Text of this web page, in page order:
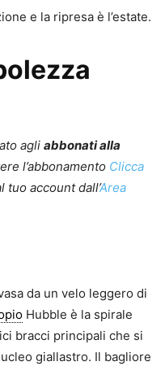
e la ripresa è l’estate.
agli abbonati alla
l’abbonamento Clicca
tuo account dall’Area
da un velo leggero di
Hubble è la spirale
bracci principali che si
giallastro. Il bagliore